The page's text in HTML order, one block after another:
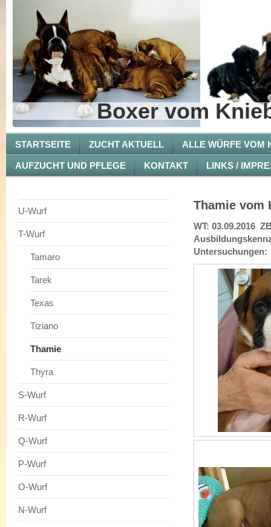
Boxer vom
STARTSEITE ZUCHT AKTUELL ALLE WÜRFE VOM
AUFZUCHT UND PFLEGE KONTAKT LINKS /
U-Wurf
T-Wurf
Tamaro
Tarek
Texas
Tiziano
Thamie
Thyra
S-Wurf
R-Wurf
Q-Wurf
P-Wurf
O-Wurf
N-Wurf
Thamie vom
WT: 03.09.2016
Untersuchungen: